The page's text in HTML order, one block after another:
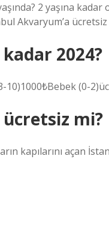
2 yaşına
Akvaryum’a
2024?
10)1000₺Bebek (0-
mi?
kapılarını açan